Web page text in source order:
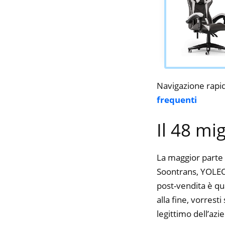
Navigazione
frequenti
Il 48
La maggior
Soontrans,
post-vendita è
alla fine, vorresti
legittimo